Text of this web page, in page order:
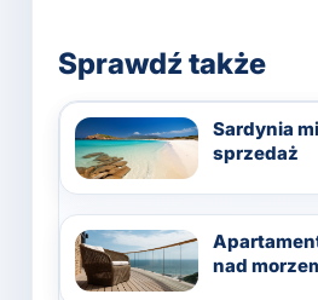
Sprawdź także
Sardynia
sprzedaż
nad